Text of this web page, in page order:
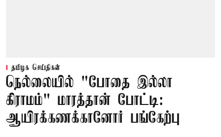
தமிழக செய்திகள்
நெல்லையில் "போதை இல்லா
கிராமம்" மாரத்தான் போட்டி:
ஆயிரக்கணக்கானோர் பங்கேற்பு